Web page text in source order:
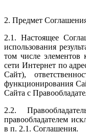
2. Предмет
2.1. Настоящее
использования
том числе элементов
сети Интернет по
Сайт),
функционирования
Сайта с
2.2.
правообладателем
в п. 2.1. Соглашения.